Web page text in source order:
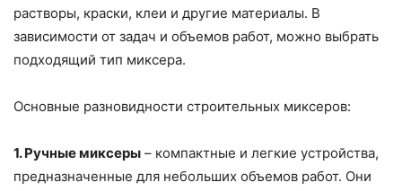
растворы, краски, клеи и другие материалы. В
зависимости от задач и объемов работ, можно выбрать
подходящий тип миксера.
Основные разновидности строительных миксеров:
1. Ручные миксеры – компактные и легкие устройства,
предназначенные для небольших объемов работ. Они